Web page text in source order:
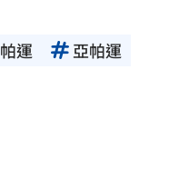
帕運 亞帕運